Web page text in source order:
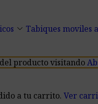
keyboard_arrow_down Tabiques moviles
producto visitando
a tu carrito. Ver